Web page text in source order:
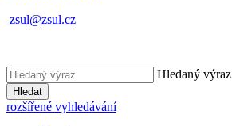
zsul@zsul.cz
Hledaný výraz
Hledat
rozšířené vyhledávání